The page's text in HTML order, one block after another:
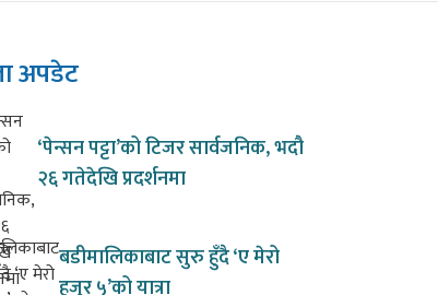
अपडेट
‘पेन्सन पट्टा’को टिजर सार्वजनिक, भदौ
२६ गतेदेखि प्रदर्शनमा
बडीमालिकाबाट सुरु हुँदै ‘ए मेरो